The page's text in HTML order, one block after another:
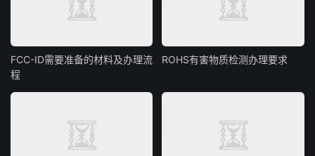
FCC-ID需要准备的材料及办理流
程
ROHS有害物质检测办理要求